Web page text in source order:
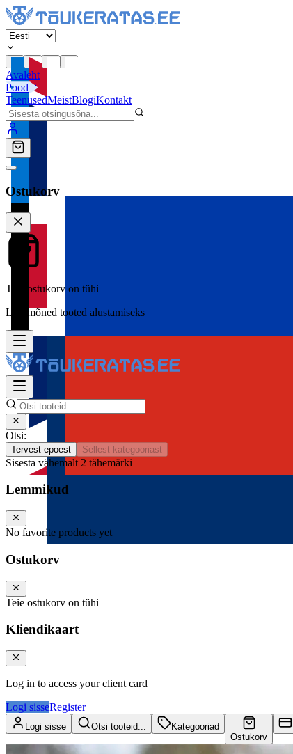
Avaleht
Pood
TeenusedMeistBlogiKontakt
Ostukorv
Teie ostukorv on tühi
Lisa mõned tooted alustamiseks
Otsi:
Tervest epoest Sellest kategooriast
Sisesta vähemalt 2 tähemärki
Lemmikud
No favorite products yet
Ostukorv
Teie ostukorv on tühi
Kliendikaart
Log in to access your client card
Logi sisseRegister
Logi sisse Otsi tooteid...
Kategooriad
Ostukorv